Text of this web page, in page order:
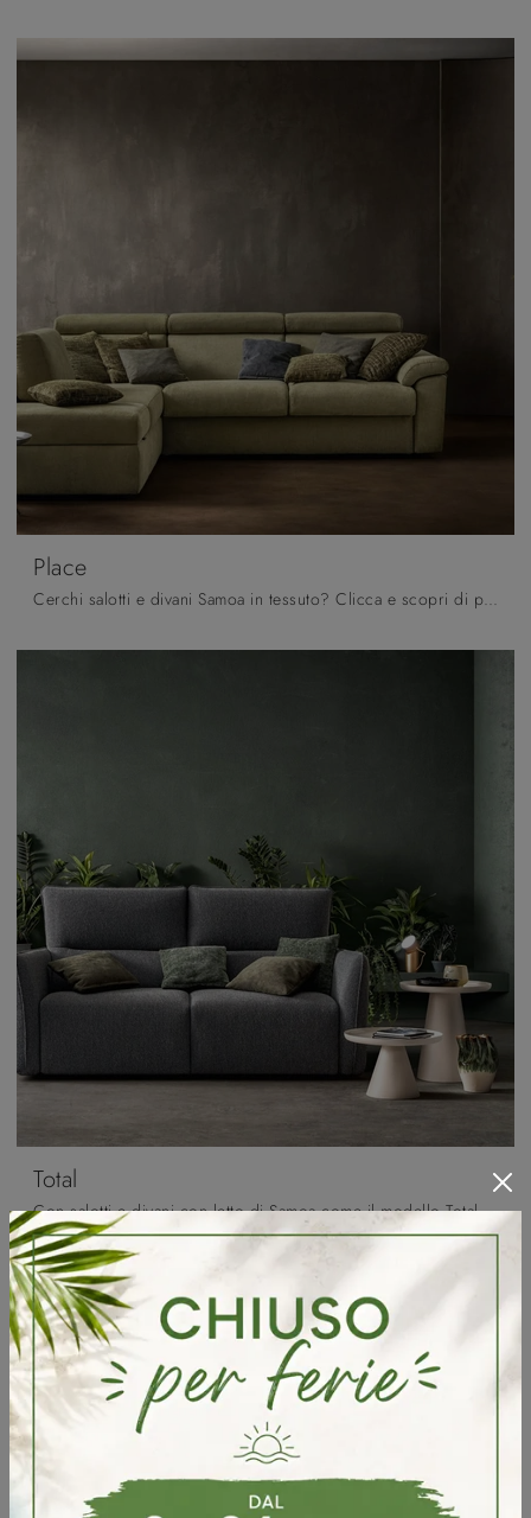
Place
Cerchi salotti e divani Samoa in tessuto? Clicca e scopri di più sul modello Place per spazi moderni.
Total
Con salotti e divani con letto di Samoa come il modello Total in tessuto, potrai completare il tuo concept d'arredo.